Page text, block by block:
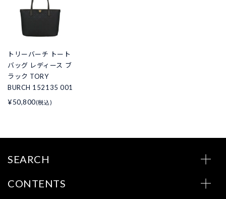
トリーバーチ トート
バッグ レディース ブ
ラック TORY
BURCH 152135 001
¥50,800(税込)
SEARCH
CONTENTS